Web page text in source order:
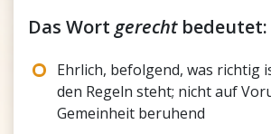
Das Wort gerechtbedeutet:
Ehrlich, befolgend, was richtig
den Regeln steht; nicht auf
Gemeinheit beruhend